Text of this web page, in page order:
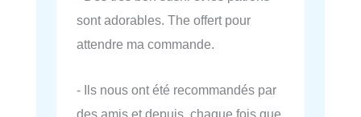
sont adorables. The offert pour
attendre ma commande.
- Ils nous ont été recommandés par
des amis et depuis, chaque fois que